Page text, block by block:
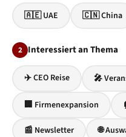
🇦🇪 UAE 🇨🇳 China
2 Interessiert an Thema
✈️ CEO Reise 🎤
🏢 Firmenexpansion
📰 Newsletter 🌐